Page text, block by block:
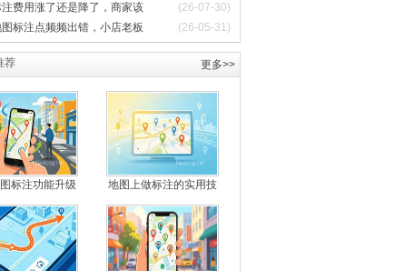
(26-07-30)
费用涨了还是降了，商家该
(26-05-31)
标注点频频出错，小店老板
荐 更多>>
标注功能升级 地图上做标注的实用技